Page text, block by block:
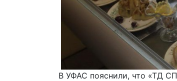
В УФАС пояснили, что «ТД